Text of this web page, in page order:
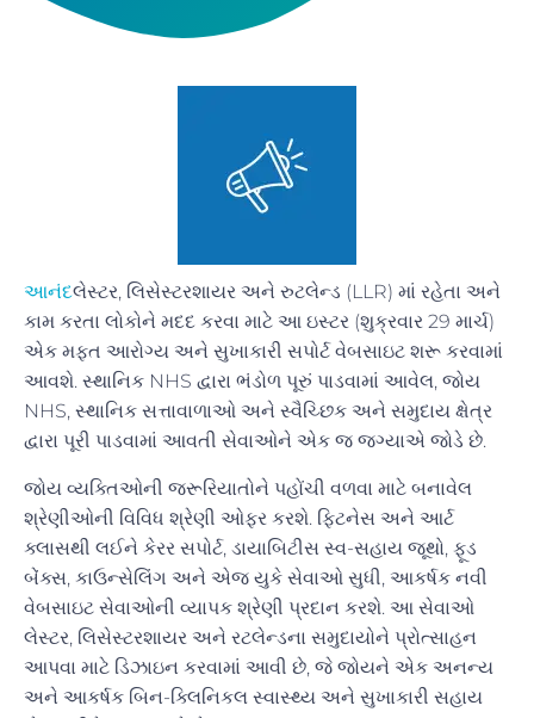
આનંદલેસ્ટર, લિસેસ્ટરશાયર અને રુટલેન્ડ (LLR) માં રહેતા અને
કામ કરતા લોકોને મદદ કરવા માટે આ ઇસ્ટર (શુક્રવાર 29 માર્ચ)
એક મફત આરોગ્ય અને સુખાકારી સપોર્ટ વેબસાઇટ શરૂ કરવામાં
આવશે. સ્થાનિક NHS દ્વારા ભંડોળ પૂરું પાડવામાં આવેલ, જોય
NHS, સ્થાનિક સત્તાવાળાઓ અને સ્વૈચ્છિક અને સમુદાય ક્ષેત્ર
દ્વારા પૂરી પાડવામાં આવતી સેવાઓને એક જ જગ્યાએ જોડે છે.
જોય વ્યક્તિઓની જરૂરિયાતોને પહોંચી વળવા માટે બનાવેલ
શ્રેણીઓની વિવિધ શ્રેણી ઓફર કરશે. ફિટનેસ અને આર્ટ
ક્લાસથી લઈને કેરર સપોર્ટ, ડાયાબિટીસ સ્વ-સહાય જૂથો, ફૂડ
બેંક્સ, કાઉન્સેલિંગ અને એજ યુકે સેવાઓ સુધી, આકર્ષક નવી
વેબસાઇટ સેવાઓની વ્યાપક શ્રેણી પ્રદાન કરશે. આ સેવાઓ
લેસ્ટર, લિસેસ્ટરશાયર અને રટલેન્ડના સમુદાયોને પ્રોત્સાહન
આપવા માટે ડિઝાઇન કરવામાં આવી છે, જે જોયને એક અનન્ય
અને આકર્ષક બિન-ક્લિનિકલ સ્વાસ્થ્ય અને સુખાકારી સહાય